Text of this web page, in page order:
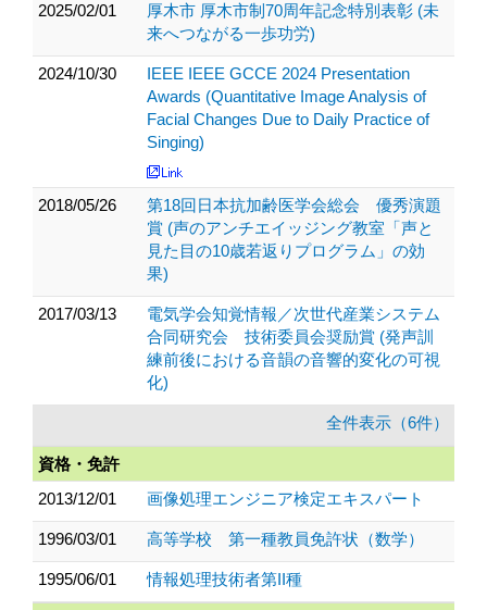
2025/02/01
厚木市 厚木市制70周年記念特別表彰 (未
来へつながる一歩功労)
2024/10/30
IEEE IEEE GCCE 2024 Presentation
Awards (Quantitative Image Analysis of
Facial Changes Due to Daily Practice of
Singing)
2018/05/26
第18回日本抗加齢医学会総会 優秀演題
賞 (声のアンチエイッジング教室「声と
見た目の10歳若返りプログラム」の効
果)
2017/03/13
電気学会知覚情報／次世代産業システム
合同研究会 技術委員会奨励賞 (発声訓
練前後における音韻の音響的変化の可視
化)
全件表示（6件）
資格・免許
2013/12/01
画像処理エンジニア検定エキスパート
1996/03/01 高等学校 第一種教員免許状（数学）
1995/06/01 情報処理技術者第II種